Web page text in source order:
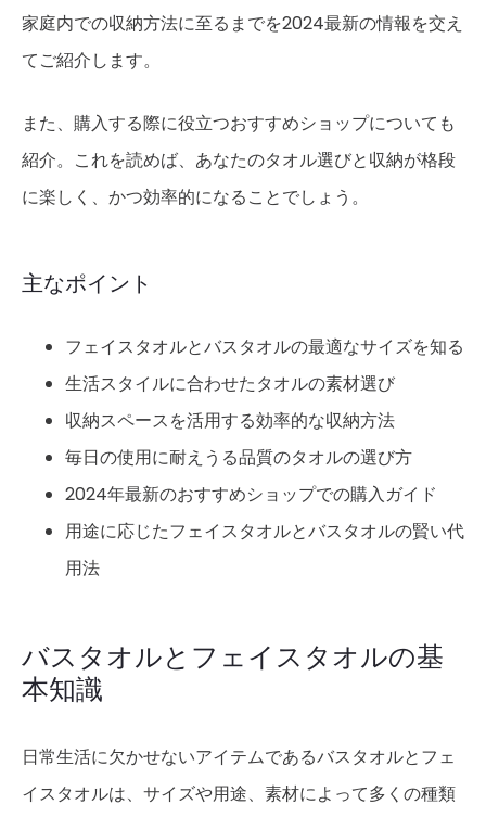
家庭内での収納方法に至るまでを2024最新の情報を交え
てご紹介します。
また、購入する際に役立つおすすめショップについても
紹介。これを読めば、あなたのタオル選びと収納が格段
に楽しく、かつ効率的になることでしょう。
主なポイント
フェイスタオルとバスタオルの最適なサイズを知る
生活スタイルに合わせたタオルの素材選び
収納スペースを活用する効率的な収納方法
毎日の使用に耐えうる品質のタオルの選び方
2024年最新のおすすめショップでの購入ガイド
用途に応じたフェイスタオルとバスタオルの賢い代
用法
バスタオルとフェイスタオルの基
本知識
日常生活に欠かせないアイテムであるバスタオルとフェ
イスタオルは、サイズや用途、素材によって多くの種類